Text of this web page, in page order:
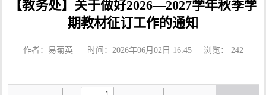
【教务处】关于做好2026—2027学年秋季学
期教材征订工作的通知
作者：易菊英 时间：2026年06月02日 16:45 浏览： 242